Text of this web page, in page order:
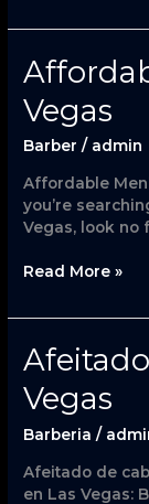
Vegas
Barber / admin
Affordable
you’re
Vegas, look no
Affordable
men’s
haircut
Vegas
Read More »
Vegas
Barberia /
Afeitado de
en Las Vegas:
Afeitado
de
cabeza
Las
Vegas